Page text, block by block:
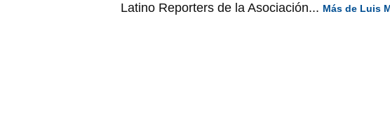
Latino Reporters de la Asociación... Más de Luis